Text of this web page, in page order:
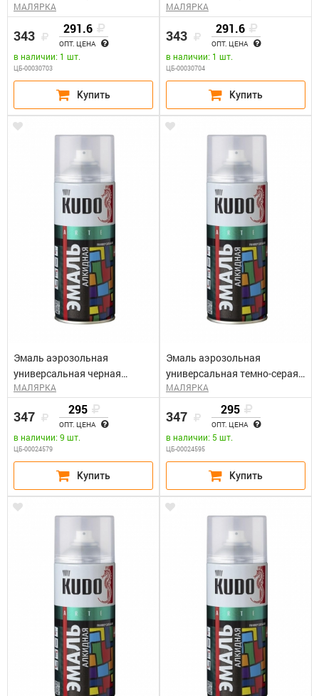
серебристо-синяя КУДО KU-
3011 (0,52л)
МАЛЯРКА
343 291.6
ОПТ. ЦЕНА
в наличии: 1 шт.
ЦБ-00030703
серебристо-вишневая КУДО
KU-3012 (0,52л)
МАЛЯРКА
343 291.6
ОПТ. ЦЕНА
в наличии: 1 шт.
ЦБ-00030704
Эмаль аэрозольная
универсальная черная
глянцевая КУДО KU-1002
МАЛЯРКА
347 295
ОПТ. ЦЕНА
в наличии: 9 шт.
ЦБ-00024579
Эмаль аэрозольная
универсальная темно-серая
КУДО KU-1016 (0,52л)
МАЛЯРКА
347 295
ОПТ. ЦЕНА
в наличии: 5 шт.
ЦБ-00024595